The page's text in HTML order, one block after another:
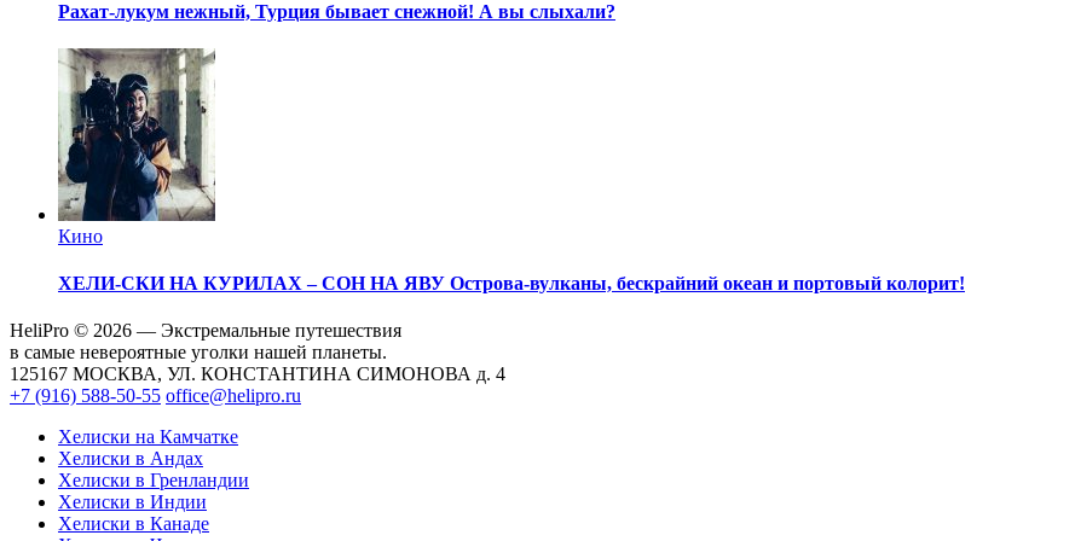
Рахат-лукум нежный, Турция бывает снежной! А вы слыхали?
Кино
ХЕЛИ-СКИ НА КУРИЛАХ – СОН НА ЯВУ Острова-вулканы, бескрайний океан и портовый колорит!
HeliPro © 2026 — Экстремальные путешествия
в самые невероятные уголки нашей планеты.
125167 МОСКВА, УЛ. КОНСТАНТИНА СИМОНОВА д. 4
+7 (916) 588-50-55 office@helipro.ru
Хелиски на Камчатке
Хелиски в Андах
Хелиски в Гренландии
Хелиски в Индии
Хелиски в Канаде